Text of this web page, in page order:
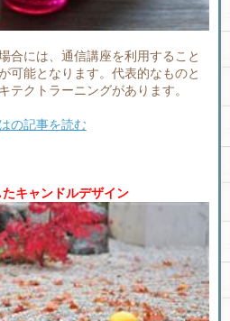
合には、通信講座を利用すること
可能となります。代表的なものと
テクトラーニングがあります。
の記事を読む
キャンドルデザイン